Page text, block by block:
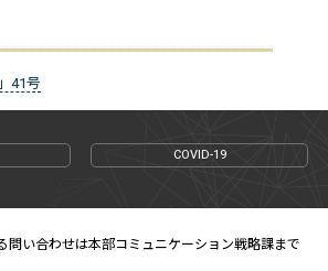
41号
COVID-19
問い合わせは本部コミュニケーション戦略課まで